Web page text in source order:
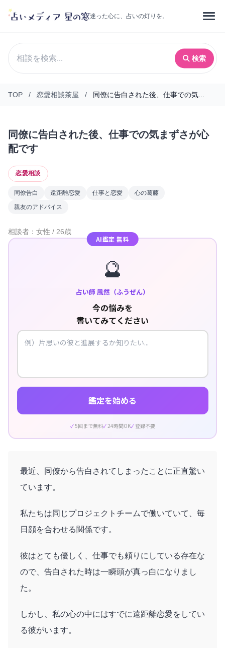
迷った心に、占いの灯りを。
検索
TOP / 恋愛相談茶屋 / 同僚に告白された後、仕事での気...
同僚に告白された後、仕事での気まずさが心
配です
恋愛相談
同僚告白 遠距離恋愛 仕事と恋愛
心の葛藤
親友のアドバイス
相談者：女性 / 26歳
AI鑑定 無料
🔮
占い師 風然（ふうぜん）
今の悩みを
書いてみてください
鑑定を始める
5回まで無料 24時間OK 登録不要
最近、同僚から告白されてしまったことに正直驚い
ています。
私たちは同じプロジェクトチームで働いていて、毎
日顔を合わせる関係です。
彼はとても優しく、仕事でも頼りにしている存在な
ので、告白された時は一瞬頭が真っ白になりまし
た。
しかし、私の心の中にはすでに遠距離恋愛をしてい
る彼がいます。